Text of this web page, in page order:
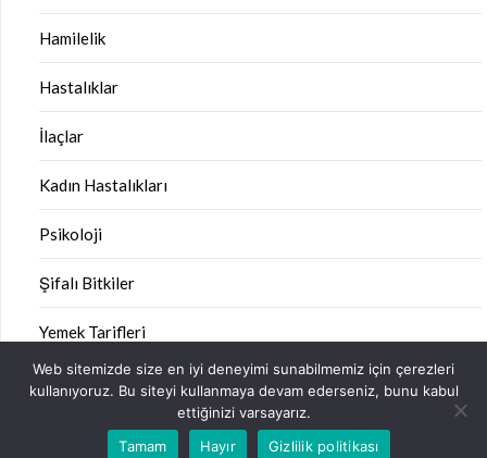
Hamilelik
Hastalıklar
İlaçlar
Kadın Hastalıkları
Psikoloji
Şifalı Bitkiler
Yemek Tarifleri
©2026 Sağlık Kitabı| Design:Newspaperly WordPress
Theme
Web sitemizde size en iyi deneyimi sunabilmemiz için çerezleri
kullanıyoruz. Bu siteyi kullanmaya devam ederseniz, bunu kabul
ettiğinizi varsayarız.
Tamam
Hayır Gizlilik politikası